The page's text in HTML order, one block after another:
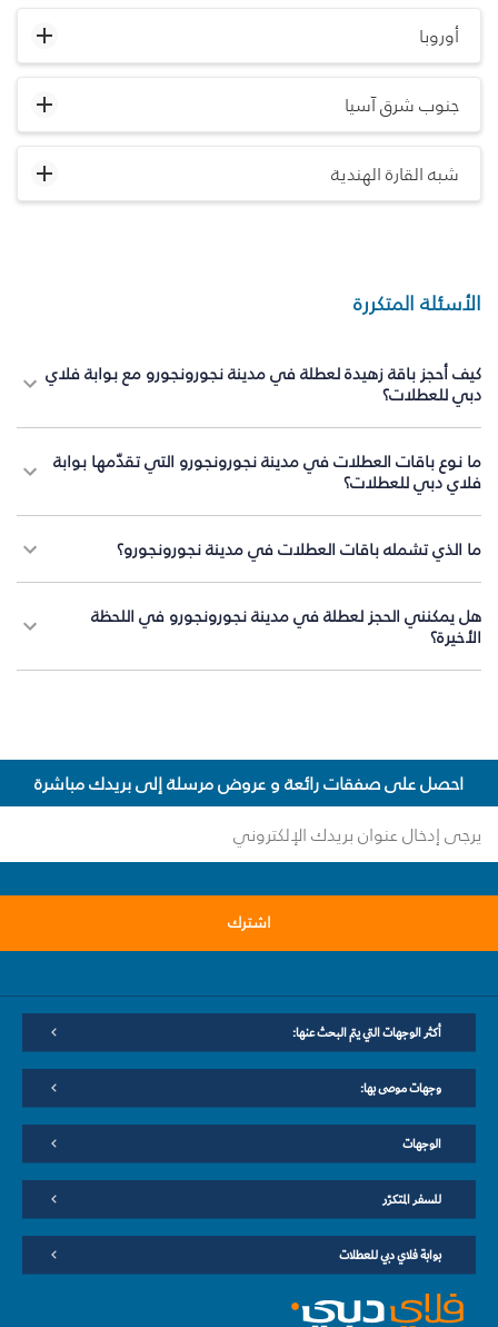
أوروبا
جنوب شرق آسيا
شبه القارة الهندية
الأسئلة المتكررة
كيف أحجز باقة زهيدة لعطلة في مدينة نجورونجورو مع بوابة فلاي
دبي للعطلات؟
ما نوع باقات العطلات في مدينة نجورونجورو التي تقدّمها بوابة
فلاي دبي للعطلات؟
ما الذي تشمله باقات العطلات في مدينة نجورونجورو؟
هل يمكنني الحجز لعطلة في مدينة نجورونجورو في اللحظة
الأخيرة؟
احصل على صفقات رائعة و عروض مرسلة إلى بريدك مباشرة
اشترك
أكثر الوجهات التي يتم البحث عنها:
وجهات موصى بها:
الوجهات
للسفر المتكرّر
بوابة فلاي دبي للعطلات